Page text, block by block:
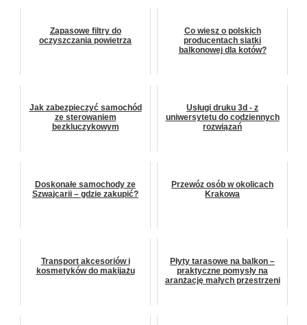
Zapasowe filtry do
oczyszczania powietrza
Co wiesz o polskich
producentach siatki
balkonowej dla kotów?
Jak zabezpieczyć samochód
ze sterowaniem
bezkluczykowym
Usługi druku 3d - z
uniwersytetu do codziennych
rozwiązań
Doskonałe samochody ze
Szwajcarii – gdzie zakupić?
Przewóz osób w okolicach
Krakowa
Transport akcesoriów i
kosmetyków do makijażu
Płyty tarasowe na balkon –
praktyczne pomysły na
aranżację małych przestrzeni